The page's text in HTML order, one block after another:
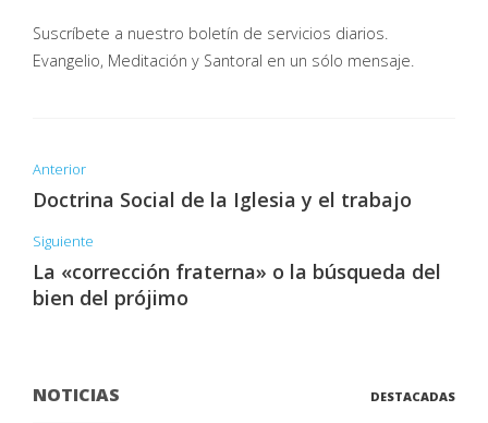
Suscríbete a nuestro boletín de servicios diarios.
Evangelio, Meditación y Santoral en un sólo mensaje.
Anterior
Doctrina Social de la Iglesia y el trabajo
Siguiente
La «corrección fraterna» o la búsqueda del
bien del prójimo
NOTICIAS DESTACADAS